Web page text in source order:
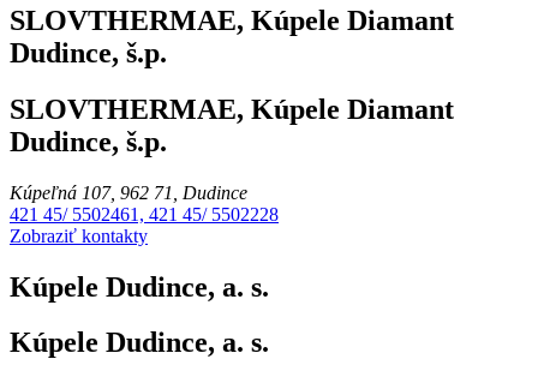
SLOVTHERMAE, Kúpele Diamant
Dudince, š.p.
SLOVTHERMAE, Kúpele Diamant
Dudince, š.p.
Kúpeľná 107, 962 71, Dudince
421 45/ 5502461, 421 45/ 5502228
Zobraziť kontakty
Kúpele Dudince, a. s.
Kúpele Dudince, a. s.